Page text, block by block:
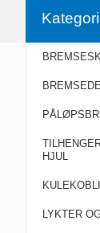
HJUL
LYKTER